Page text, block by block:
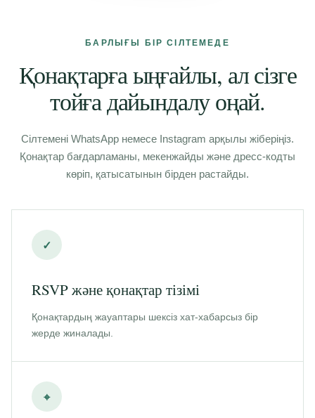
БАРЛЫҒЫ БІР СІЛТЕМЕДЕ
Қонақтарға ыңғайлы, ал сізге
тойға дайындалу оңай.
Сілтемені WhatsApp немесе Instagram арқылы жіберіңіз.
Қонақтар бағдарламаны, мекенжайды және дресс-кодты
көріп, қатысатынын бірден растайды.
✓
RSVP және қонақтар тізімі
Қонақтардың жауаптары шексіз хат-хабарсыз бір
жерде жиналады.
⌖